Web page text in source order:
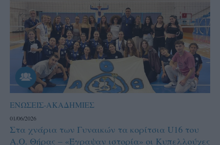
ΕΝΩΣΕΙΣ-ΑΚΑΔΗΜΙΕΣ
01/06/2026
Στα χνάρια των Γυναικών τα κορίτσια U16 του
Α.Ο. Θήρας – «Έγραψαν ιστορία» οι Κυπελλούχες